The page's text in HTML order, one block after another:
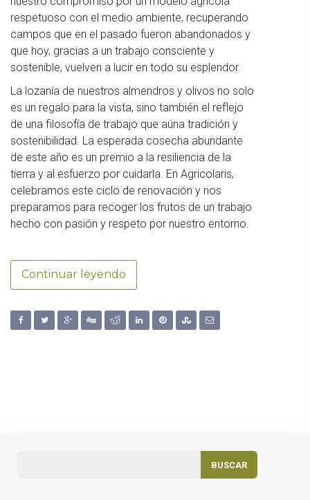
respetuoso con el medio ambiente, recuperando
campos que en el pasado fueron abandonados y
que hoy, gracias a un trabajo consciente y
sostenible, vuelven a lucir en todo su esplendor.
La lozanía de nuestros almendros y olivos no solo
es un regalo para la vista, sino también el reflejo
de una filosofía de trabajo que aúna tradición y
sostenibilidad. La esperada cosecha abundante
de este año es un premio a la resiliencia de la
tierra y al esfuerzo por cuidarla. En Agricolaris,
celebramos este ciclo de renovación y nos
preparamos para recoger los frutos de un trabajo
hecho con pasión y respeto por nuestro entorno.
Continuar leyendo